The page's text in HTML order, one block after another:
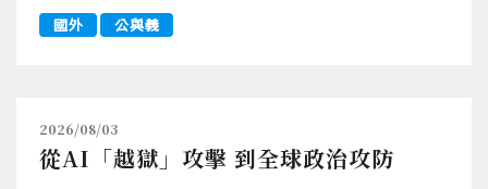
國外 公與義
2026/08/03
從AI「越獄」攻擊 到全球政治攻防